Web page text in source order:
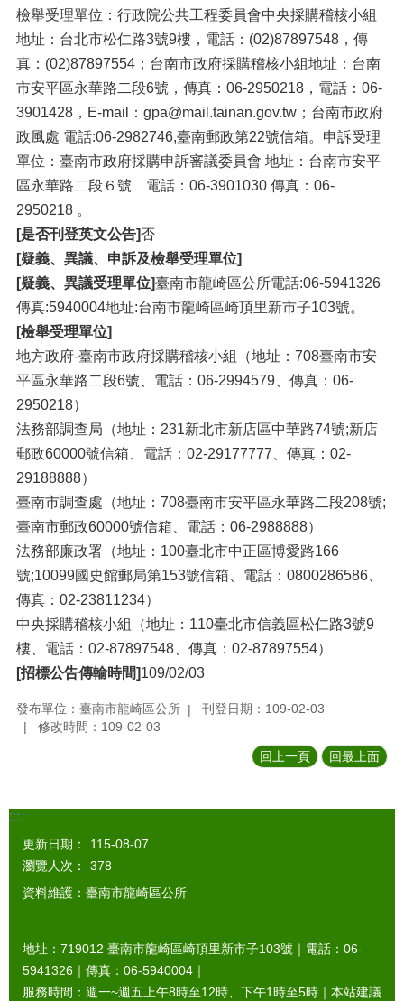
檢舉受理單位：行政院公共工程委員會中央採購稽核小組
地址：台北市松仁路3號9樓，電話：(02)87897548，傳
真：(02)87897554；台南市政府採購稽核小組地址：台南
市安平區永華路二段6號，傳真：06-2950218，電話：06-
3901428，E-mail：gpa@mail.tainan.gov.tw；台南市政府
政風處 電話:06-2982746,臺南郵政第22號信箱。申訴受理
單位：臺南市政府採購申訴審議委員會 地址：台南市安平
區永華路二段６號 電話：06-3901030 傳真：06-
2950218 。
[是否刊登英文公告]否
[疑義、異議、申訴及檢舉受理單位]
[疑義、異議受理單位]臺南市龍崎區公所電話:06-5941326
傳真:5940004地址:台南市龍崎區崎頂里新市子103號。
[檢舉受理單位]
地方政府-臺南市政府採購稽核小組（地址：708臺南市安
平區永華路二段6號、電話：06-2994579、傳真：06-
2950218）
法務部調查局（地址：231新北市新店區中華路74號;新店
郵政60000號信箱、電話：02-29177777、傳真：02-
29188888）
臺南市調查處（地址：708臺南市安平區永華路二段208號;
臺南市郵政60000號信箱、電話：06-2988888）
法務部廉政署（地址：100臺北市中正區博愛路166
號;10099國史館郵局第153號信箱、電話：0800286586、
傳真：02-23811234）
中央採購稽核小組（地址：110臺北市信義區松仁路3號9
樓、電話：02-87897548、傳真：02-87897554）
[招標公告傳輸時間]109/02/03
發布單位：臺南市龍崎區公所
刊登日期：109-02-03
修改時間：109-02-03
回上一頁 回最上面
:::
更新日期：
115-08-07
瀏覽人次：
378
資料維護：臺南市龍崎區公所
地址：719012 臺南市龍崎區崎頂里新市子103號｜電話：06-
5941326｜傳真：06-5940004｜
服務時間：週一~週五上午8時至12時、下午1時至5時｜本站建議